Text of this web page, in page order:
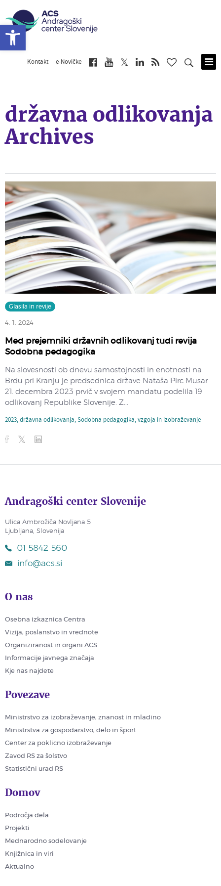
Kontakt e-Novičke
državna odlikovanja
Archives
Glasila in revije
4. 1. 2024
Med prejemniki državnih odlikovanj tudi revija
Sodobna pedagogika
Na slovesnosti ob dnevu samostojnosti in enotnosti na
Brdu pri Kranju je predsednica države Nataša Pirc Musar
21. decembra 2023 prvič v svojem mandatu podelila 19
odlikovanj Republike Slovenije. Z...
2023,državna odlikovanja,Sodobna pedagogika,vzgoja in izobraževanje
Andragoški center Slovenije
Ulica Ambrožiča Novljana 5
Ljubljana, Slovenija
01 5842 560
info@acs.si
O nas
Osebna izkaznica Centra
Vizija, poslanstvo in vrednote
Organiziranost in organi ACS
Informacije javnega značaja
Kje nas najdete
Povezave
Ministrstvo za izobraževanje, znanost in mladino
Ministrstva za gospodarstvo, delo in šport
Center za poklicno izobraževanje
Zavod RS za šolstvo
Statistični urad RS
Domov
Področja dela
Projekti
Mednarodno sodelovanje
Knjižnica in viri
Aktualno
Open toolbar